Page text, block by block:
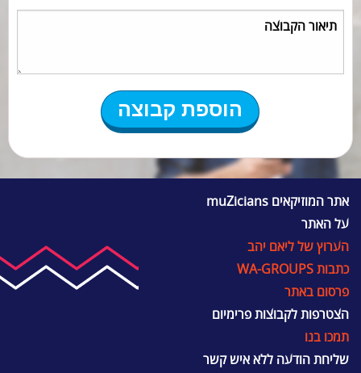
אתר המוזיקאים muZicians
על האתר
הערוץ של ליאם יהב
כתבות WA-GROUPS
פרסום באתר
הצטרפות לקבוצות פרימיום
תמכו בנו
שליחת הודעה ללא איש קשר